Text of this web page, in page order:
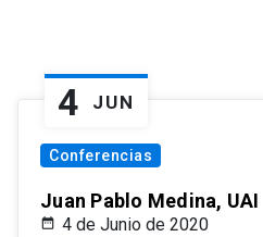
4 JUN
Conferencias
Juan Pablo Medina, UAI
4 de Junio de 2020